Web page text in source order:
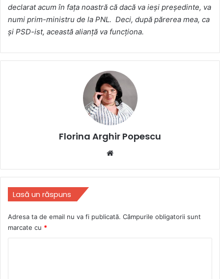
declarat acum în fața noastră că dacă va ieși președinte, va
numi prim-ministru de la PNL. Deci, după părerea mea, ca
și PSD-ist, această alianță va funcționa.
Florina Arghir Popescu
Lasă un răspuns
Adresa ta de email nu va fi publicată. Câmpurile obligatorii sunt
marcate cu *